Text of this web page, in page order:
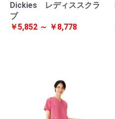
Dickies レディススクラ
ブ
￥5,852 ～ ￥8,778